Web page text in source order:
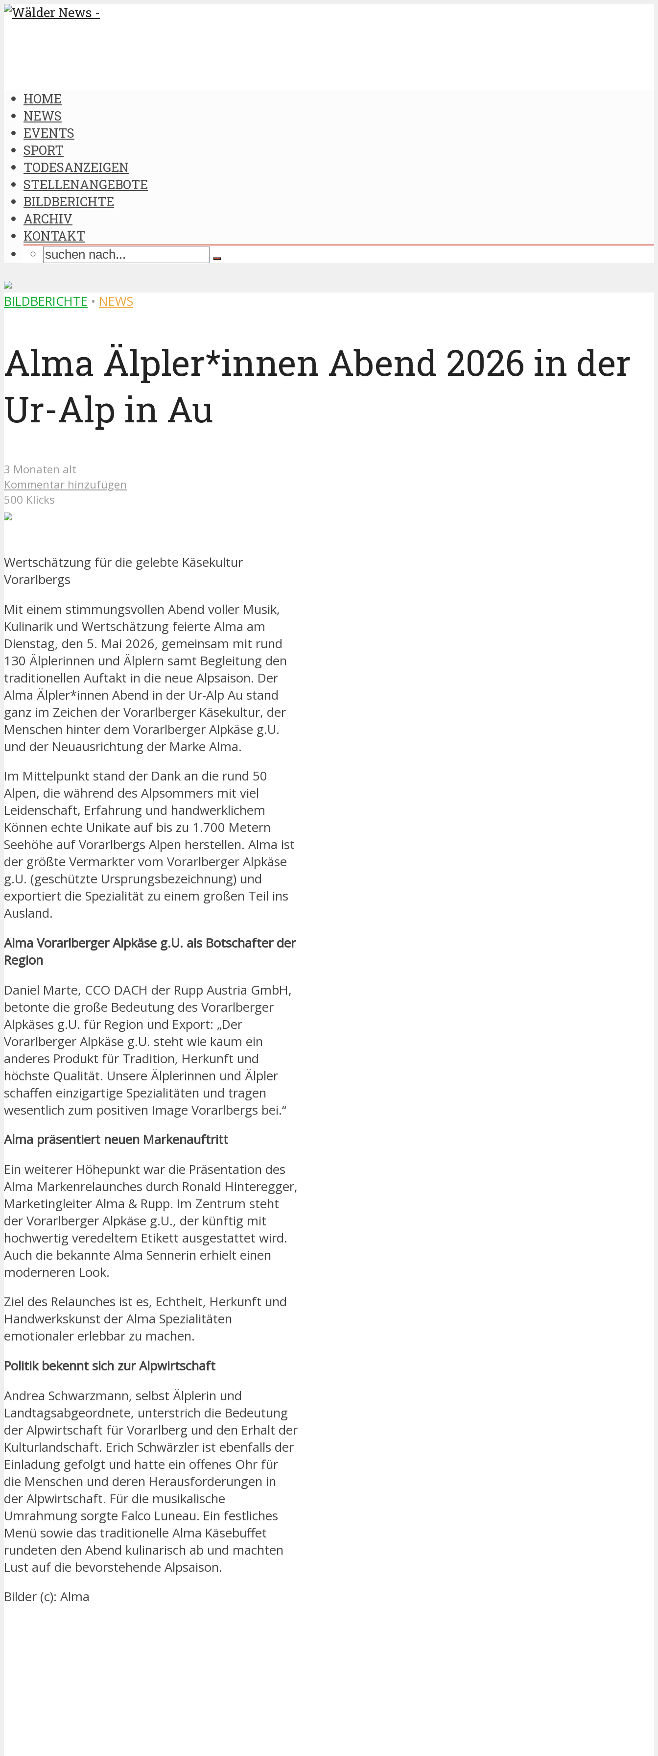
HOME
NEWS
EVENTS
SPORT
TODESANZEIGEN
STELLENANGEBOTE
BILDBERICHTE
ARCHIV
KONTAKT
BILDBERICHTE • NEWS
Alma Älpler*innen Abend 2026 in der
Ur-Alp in Au
3 Monaten alt
Kommentar hinzufügen
500 Klicks
Wertschätzung für die gelebte Käsekultur
Vorarlbergs
Mit einem stimmungsvollen Abend voller Musik,
Kulinarik und Wertschätzung feierte Alma am
Dienstag, den 5. Mai 2026, gemeinsam mit rund
130 Älplerinnen und Älplern samt Begleitung den
traditionellen Auftakt in die neue Alpsaison. Der
Alma Älpler*innen Abend in der Ur-Alp Au stand
ganz im Zeichen der Vorarlberger Käsekultur, der
Menschen hinter dem Vorarlberger Alpkäse g.U.
und der Neuausrichtung der Marke Alma.
Im Mittelpunkt stand der Dank an die rund 50
Alpen, die während des Alpsommers mit viel
Leidenschaft, Erfahrung und handwerklichem
Können echte Unikate auf bis zu 1.700 Metern
Seehöhe auf Vorarlbergs Alpen herstellen. Alma ist
der größte Vermarkter vom Vorarlberger Alpkäse
g.U. (geschützte Ursprungsbezeichnung) und
exportiert die Spezialität zu einem großen Teil ins
Ausland.
Alma Vorarlberger Alpkäse g.U. als Botschafter der
Region
Daniel Marte, CCO DACH der Rupp Austria GmbH,
betonte die große Bedeutung des Vorarlberger
Alpkäses g.U. für Region und Export: „Der
Vorarlberger Alpkäse g.U. steht wie kaum ein
anderes Produkt für Tradition, Herkunft und
höchste Qualität. Unsere Älplerinnen und Älpler
schaffen einzigartige Spezialitäten und tragen
wesentlich zum positiven Image Vorarlbergs bei.“
Alma präsentiert neuen Markenauftritt
Ein weiterer Höhepunkt war die Präsentation des
Alma Markenrelaunches durch Ronald Hinteregger,
Marketingleiter Alma & Rupp. Im Zentrum steht
der Vorarlberger Alpkäse g.U., der künftig mit
hochwertig veredeltem Etikett ausgestattet wird.
Auch die bekannte Alma Sennerin erhielt einen
moderneren Look.
Ziel des Relaunches ist es, Echtheit, Herkunft und
Handwerkskunst der Alma Spezialitäten
emotionaler erlebbar zu machen.
Politik bekennt sich zur Alpwirtschaft
Andrea Schwarzmann, selbst Älplerin und
Landtagsabgeordnete, unterstrich die Bedeutung
der Alpwirtschaft für Vorarlberg und den Erhalt der
Kulturlandschaft. Erich Schwärzler ist ebenfalls der
Einladung gefolgt und hatte ein offenes Ohr für
die Menschen und deren Herausforderungen in
der Alpwirtschaft. Für die musikalische
Umrahmung sorgte Falco Luneau. Ein festliches
Menü sowie das traditionelle Alma Käsebuffet
rundeten den Abend kulinarisch ab und machten
Lust auf die bevorstehende Alpsaison.
Bilder (c): Alma